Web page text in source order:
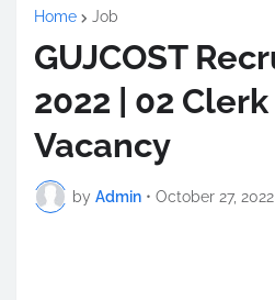
Home Job
GUJCOST
2022 | 02
Vacancy
by Admin • October 27, 2022